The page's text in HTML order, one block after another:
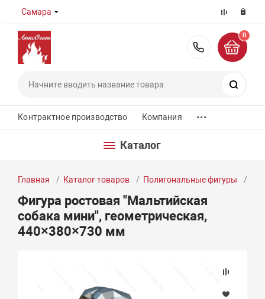
Самара
8 (800)
0
Контрактное производство Компания ...
Каталог
Главная Каталог товаров Полигональные фигуры
Фигура ростовая "Мальтийская
собака мини", геометрическая,
440×380×730 мм